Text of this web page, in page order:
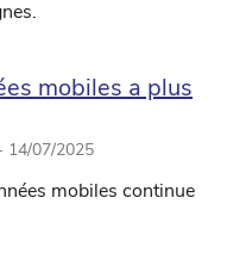
mobiles a plus
14/07/2025
mobiles continue